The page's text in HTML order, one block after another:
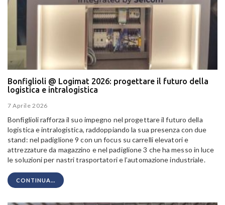
Bonfiglioli @ Logimat 2026: progettare il futuro della
logistica e intralogistica
7 Aprile 2026
Bonfiglioli rafforza il suo impegno nel progettare il futuro della
logistica e intralogistica, raddoppiando la sua presenza con due
stand: nel padiglione 9 con un focus su carrelli elevatori e
attrezzature da magazzino e nel padiglione 3 che ha messo in luce
le soluzioni per nastri trasportatori e l’automazione industriale.
CONTINUA...